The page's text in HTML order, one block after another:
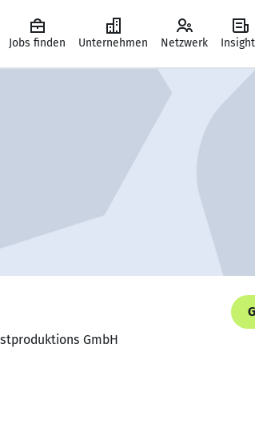
Jobs finden Unternehmen Netzwerk
GmbH